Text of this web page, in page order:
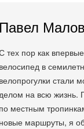
Павел Малов
тех пор как
велосипед в
велопрогулки
на всю жизнь.
по местным
новые маршруты, я